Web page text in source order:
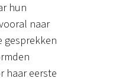
hun
naar
gesprekken
haar eerste